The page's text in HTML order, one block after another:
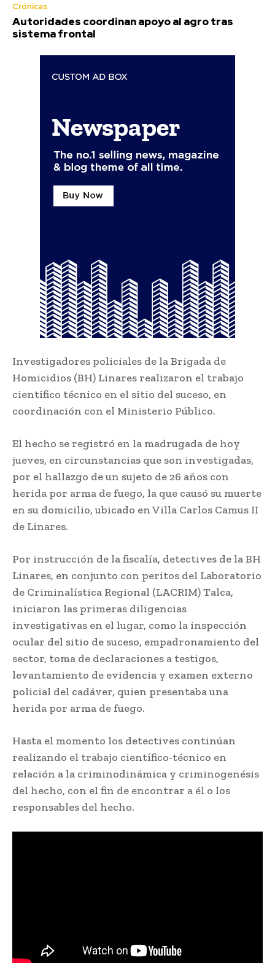
Crónicas
Autoridades coordinan apoyo al agro tras
sistema frontal
Investigadores policiales de la Brigada de
Homicidios (BH) Linares realizaron el trabajo
científico técnico en el sitio del suceso, en
coordinación con el Ministerio Público.
El hecho se registró en la madrugada de hoy
jueves, en circunstancias que son investigadas,
por el hallazgo de un sujeto de 26 años con
herida por arma de fuego, la que causó su muerte
en su domicilio, ubicado en Villa Carlos Camus II
de Linares.
Por instrucción de la fiscalía, detectives de la BH
Linares, en conjunto con peritos del Laboratorio
de Criminalística Regional (LACRIM) Talca,
iniciaron las primeras diligencias
investigativas en el lugar, como la inspección
ocular del sitio de suceso, empadronamiento del
sector, toma de declaraciones a testigos,
levantamiento de evidencia y examen externo
policial del cadáver, quien presentaba una
herida por arma de fuego.
Hasta el momento los detectives continúan
realizando el trabajo científico-técnico en
relación a la criminodinámica y criminogenésis
del hecho, con el fin de encontrar a él o los
responsables del hecho.